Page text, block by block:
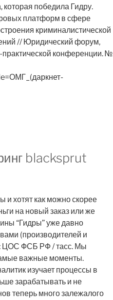
победила Гидру.
платформ в сфере
криминалистической
// Юридический форум,
конференции. №
blacksprut
и хотят как можно скорее
на новый заказ или же
“Гидры” уже давно
(производителей и
ЦОС ФСБ РФ / тасс. Мы
важные моменты.
изучает процессы в
зарабатывать и не
теперь много залежалого